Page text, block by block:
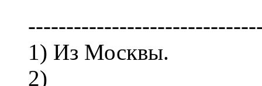
1) Из Москвы.
2)